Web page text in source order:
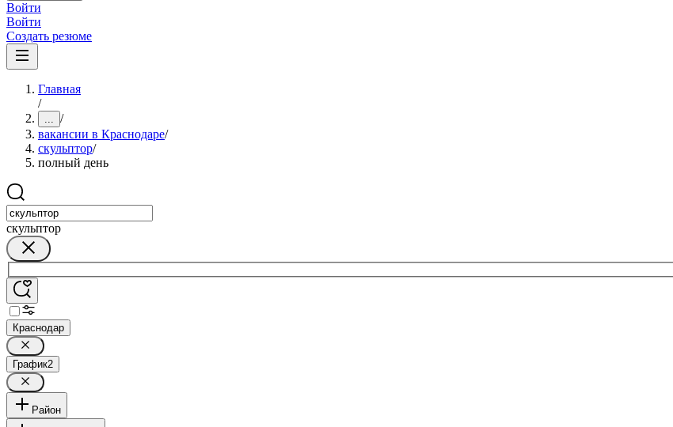
Войти
Войти
Создать резюме
Главная
/
... /
вакансии в Краснодаре/
скульптор/
полный день
скульптор
Краснодар
График2
Район